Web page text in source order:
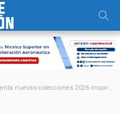
2026 inspiradas en el arte, la naturaleza y la vida costera